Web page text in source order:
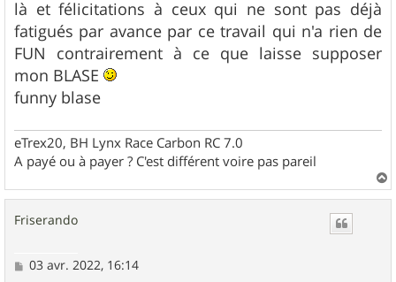
là et félicitations à ceux qui ne sont pas déjà
fatigués par avance par ce travail qui n'a rien de
FUN contrairement à ce que laisse supposer
mon BLASE
funny blase
eTrex20, BH Lynx Race Carbon RC 7.0
A payé ou à payer ? C'est différent voire pas pareil
a
Friserando
M
03 avr. 2022, 16:14